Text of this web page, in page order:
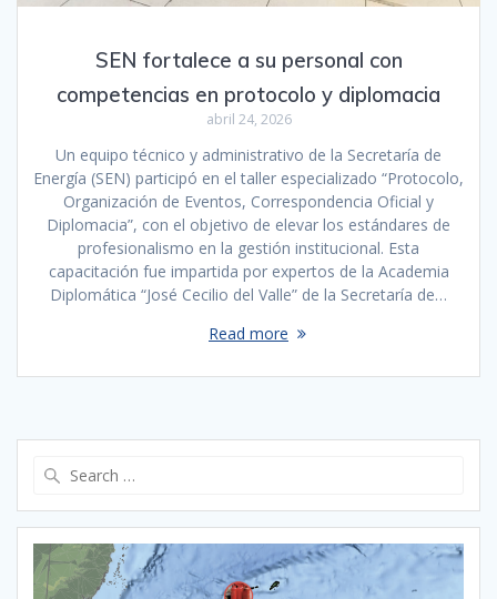
SEN fortalece a su personal con
competencias en protocolo y diplomacia
abril 24, 2026
Un equipo técnico y administrativo de la Secretaría de
Energía (SEN) participó en el taller especializado “Protocolo,
Organización de Eventos, Correspondencia Oficial y
Diplomacia”, con el objetivo de elevar los estándares de
profesionalismo en la gestión institucional. Esta
capacitación fue impartida por expertos de la Academia
Diplomática “José Cecilio del Valle” de la Secretaría de…
Read more